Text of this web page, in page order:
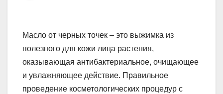
Масло от черных точек – это выжимка из
полезного для кожи лица растения,
оказывающая антибактериальное, очищающее
и увлажняющее действие. Правильное
проведение косметологических процедур с